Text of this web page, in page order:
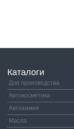
Каталоги
Для производства
Автокосметика
Автохимия
Масла